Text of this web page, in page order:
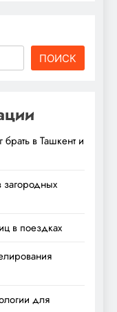
ПОИСК
в Ташкент и
загородных
в поездках
для